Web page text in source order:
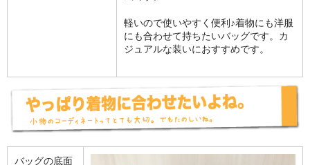
軽いので使いやすく便利♪着物にも洋服
にも合わせて持ちたいバッグです。カ
ジュアルな装いにおすすめです。
バッグの底面